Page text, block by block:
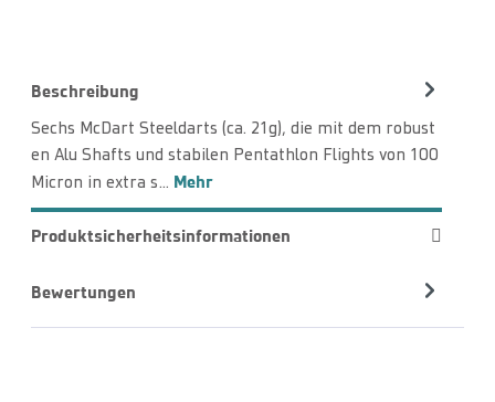
Beschreibung
Sechs McDart Steeldarts (ca. 21g), die mit dem robust
en Alu Shafts und stabilen Pentathlon Flights von 100
Micron in extra s… Mehr
Produktsicherheitsinformationen
Bewertungen